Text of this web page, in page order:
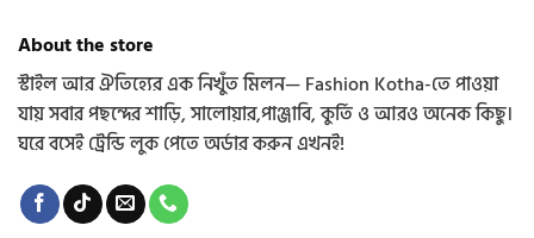
the
product
page
the
product
About the store
স্টাইল আর ঐতিহ্যের এক নিখুঁত মিলন— Fashion Kotha-তে পাওয়া
যায় সবার পছন্দের শাড়ি, সালোয়ার,পাঞ্জাবি, কুর্তি ও আরও অনেক কিছু।
ঘরে বসেই ট্রেন্ডি লুক পেতে অর্ডার করুন এখনই!